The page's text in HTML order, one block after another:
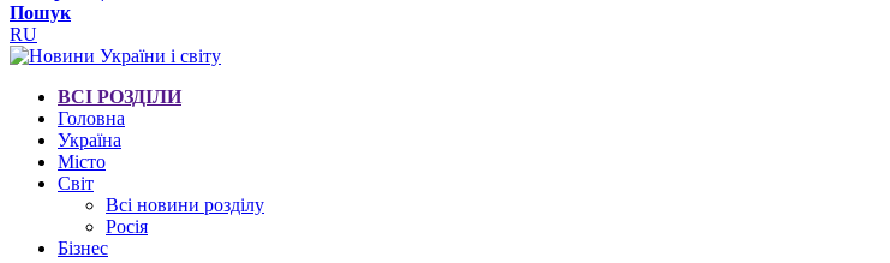
Пошук
RU
ВСІ РОЗДІЛИ
Головна
Україна
Місто
Світ
Всі новини розділу
Росія
Бізнес